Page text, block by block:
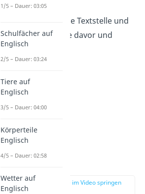
Wörtern ab.
dir die Textstelle und
lies die Absätze davor und
danach.
zur Stelle im Video springen
1/5 – Dauer: 03:05
Schulfächer auf
Englisch
2/5 – Dauer: 03:24
Tiere auf
Englisch
3/5 – Dauer: 04:00
Körperteile
Englisch
4/5 – Dauer: 02:58
Wetter auf
Englisch